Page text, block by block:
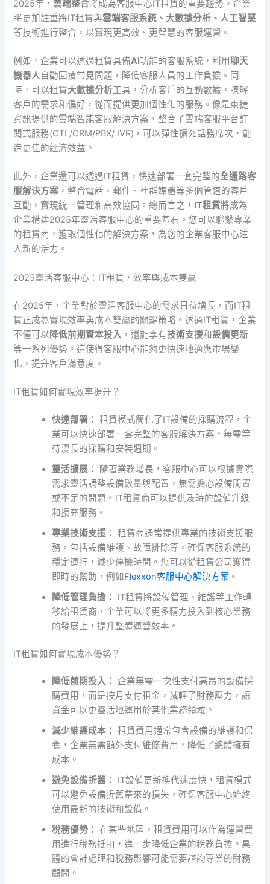
2025年，雲端整合將成為客服中心IT租賃的重要趨勢。企業
將更加註重將IT租賃與雲端客服系統、大數據分析、人工智慧
等技術進行整合，以實現更高效、更智慧的客服運營。
例如，企業可以透過租賃具備AI功能的客服系統，利用聊天
機器人自動回覆常見問題，降低客服人員的工作負擔。同
時，可以租賃大數據分析工具，分析客戶的互動數據，瞭解
客戶的需求和偏好，從而提供更加個性化的服務。像是東捷
資訊提供的雲端智能客服解決方案，整合了雲端客服平台訂
閱式服務(CTI /CRM/PBX/ IVR)，可以彈性擴充話務席次，創
造更佳的經濟效益。
此外，企業還可以透過IT租賃，快速部署一套完整的全通路客
服解決方案 ，整合電話、郵件、社群媒體等多個管道的客戶
互動，實現統一管理和高效協同。總而言之， IT租賃將成為
企業構建2025年靈活客服中心的重要基石。您可以聯繫專業
的租賃商，獲取個性化的解決方案，為您的企業客服中心注
入新的活力。
2025靈活客服中心：IT租賃，效率與成本雙贏
在2025年，企業對於靈活客服中心的需求日益增長，而IT租
賃正成為實現效率與成本雙贏的關鍵策略。透過IT租賃，企業
不僅可以 降低前期資本投入 ，還能享有技術支援和設備更新
等一系列優勢。這使得客服中心能夠更快速地適應市場變
化，提升客戶滿意度。
IT租賃如何實現效率提升？
快速部署： 租賃模式簡化了IT設備的採購流程，企
業可以快速部署一套完整的客服解決方案，無需等
待漫長的採購和安裝週期。
靈活擴展：
隨著業務增長，客服中心可以根據實際
需求靈活調整設備數量與配置，無需擔心設備閒置
或不足的問題。IT租賃商可以提供及時的設備升級
和擴充服務。
專業技術支援： 租賃商通常提供專業的技術支援服
務，包括設備維護、故障排除等，確保客服系統的
穩定運行，減少停機時間。您可以從租賃公司獲得
即時的幫助，例如Flexxon客服中心解決方案 。
降低管理負擔：
IT租賃將設備管理、維護等工作轉
移給租賃商，企業可以將更多精力投入到核心業務
的發展上，提升整體運營效率。
IT租賃如何實現成本優勢？
降低前期投入： 企業無需一次性支付高昂的設備採
購費用，而是按月支付租金，減輕了財務壓力，讓
資金可以更靈活地運用於其他業務領域。
減少維護成本： 租賃費用通常包含設備的維護和保
養，企業無需額外支付維修費用，降低了總體擁有
成本。
避免設備折舊：
IT設備更新換代速度快，租賃模式
可以避免設備折舊帶來的損失，確保客服中心始終
使用最新的技術和設備。
稅務優勢： 在某些地區，租賃費用可以作為運營費
用進行稅務抵扣，進一步降低企業的稅務負擔。具
體的會計處理和稅務影響可能需要諮詢專業的財務
顧問。